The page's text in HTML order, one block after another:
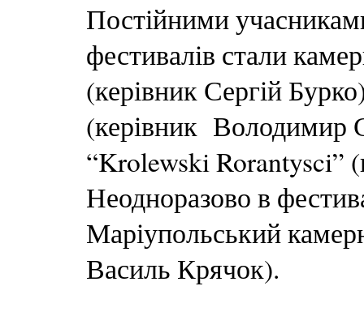
Постійними
фестивалів стали
(керівник Сергій
(керівник Володимир
“Krolewski Rorantysci”
Неодноразово в
Маріупольський
Василь Крячок).